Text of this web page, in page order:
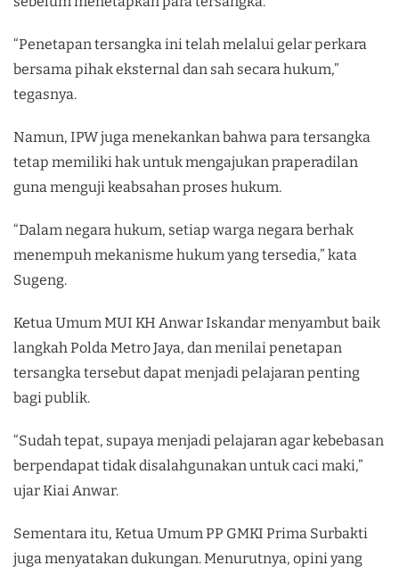
“Penetapan tersangka ini telah melalui gelar perkara
bersama pihak eksternal dan sah secara hukum,”
tegasnya.
Namun, IPW juga menekankan bahwa para tersangka
tetap memiliki hak untuk mengajukan praperadilan
guna menguji keabsahan proses hukum.
“Dalam negara hukum, setiap warga negara berhak
menempuh mekanisme hukum yang tersedia,” kata
Sugeng.
Ketua Umum MUI KH Anwar Iskandar menyambut baik
langkah Polda Metro Jaya, dan menilai penetapan
tersangka tersebut dapat menjadi pelajaran penting
bagi publik.
“Sudah tepat, supaya menjadi pelajaran agar kebebasan
berpendapat tidak disalahgunakan untuk caci maki,”
ujar Kiai Anwar.
Sementara itu, Ketua Umum PP GMKI Prima Surbakti
juga menyatakan dukungan. Menurutnya, opini yang